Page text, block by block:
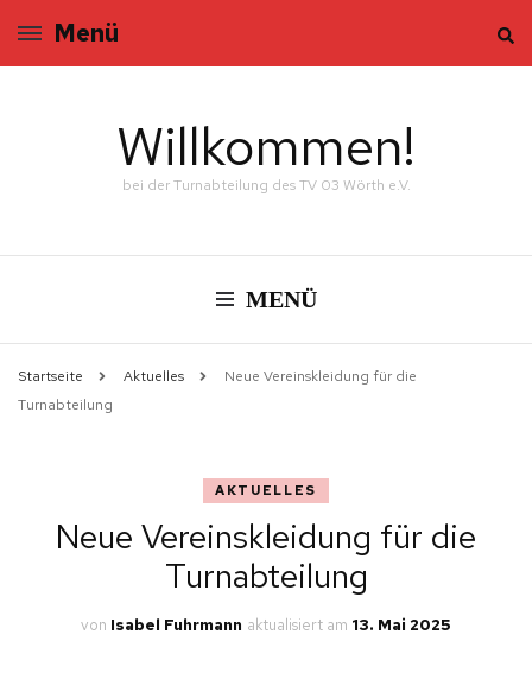
Menü
Willkommen!
bei der Turnabteilung des TV 03 Wörth e.V.
MENÜ
Startseite Aktuelles
Neue Vereinskleidung für die
Turnabteilung
AKTUELLES
Neue Vereinskleidung für die
Turnabteilung
von Isabel Fuhrmann aktualisiert am 13. Mai 2025